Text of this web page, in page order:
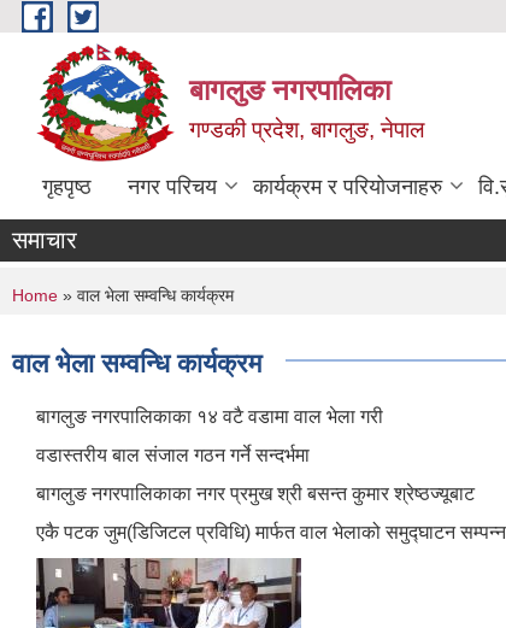
Skip to main content
बागलुङ नगरपालिका
गण्डकी प्रदेश, बागलुङ, नेपाल
गृहपृष्ठ नगर परिचय कार्यक्रम र परियोजनाहरु
समाचार
You are here
Home » वाल भेला सम्वन्धि कार्यक्रम
वाल भेला सम्वन्धि कार्यक्रम
बागलुङ नगरपालिकाका १४ वटै वडामा वाल भेला गरी
वडास्तरीय बाल संजाल गठन गर्ने सन्दर्भमा
बागलुङ नगरपालिकाका नगर प्रमुख श्री बसन्त कुमार श्रेष्ठज्यूबाट
एकै पटक जुम(डिजिटल प्रविधि) मार्फत वाल भेलाको समुद्घाटन